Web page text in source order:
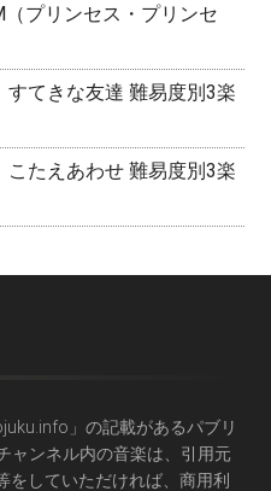
（プリンセス・プリンセ
すてきな友達 難易度別3楽
こたえあわせ 難易度別3楽
」の記載があるパブリ
ャンネル内の音楽は、引用元
をしていただければ、商用利